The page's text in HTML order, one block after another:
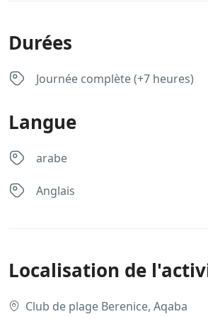
Durées
Journée complète (+7 heures)
Langue
arabe
Anglais
Localisation de
Club de plage Berenice, Aqaba